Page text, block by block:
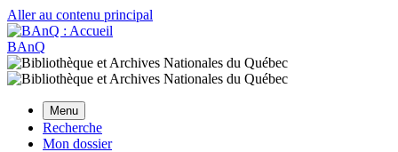
Aller au contenu principal
BAnQ
Menu
Recherche
Mon dossier